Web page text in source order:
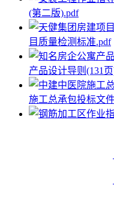
(第二版).pdf
目质量检测标准.pdf
产品设计导则(131
施工总承包投标文